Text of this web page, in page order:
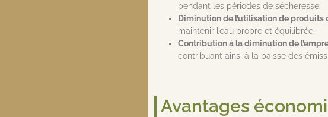
pendant les périodes de sécheresse.
Diminution de l’utilisation de produits
maintenir l’eau propre et équilibrée.
Contribution à la diminution de
contribuant ainsi à la baisse des
Avantages